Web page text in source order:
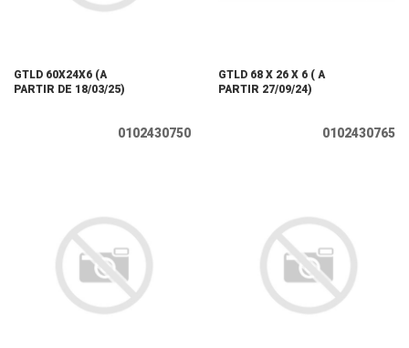
GTLD 60X24X6 (A
PARTIR DE 18/03/25)
0102430750
GTLD 68 X 26 X 6 ( A
PARTIR 27/09/24)
0102430765